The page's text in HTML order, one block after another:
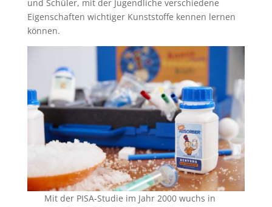
und Schüler, mit der Jugendliche verschiedene
Eigenschaften wichtiger Kunststoffe kennen lernen
können.
Mit der PISA-Studie im Jahr 2000 wuchs in